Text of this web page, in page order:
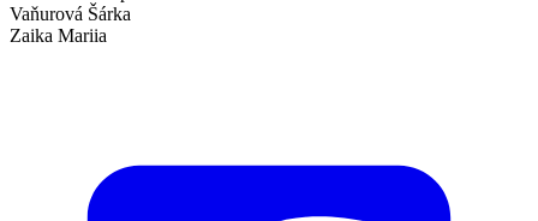
Vaňurová Šárka
Zaika Mariia